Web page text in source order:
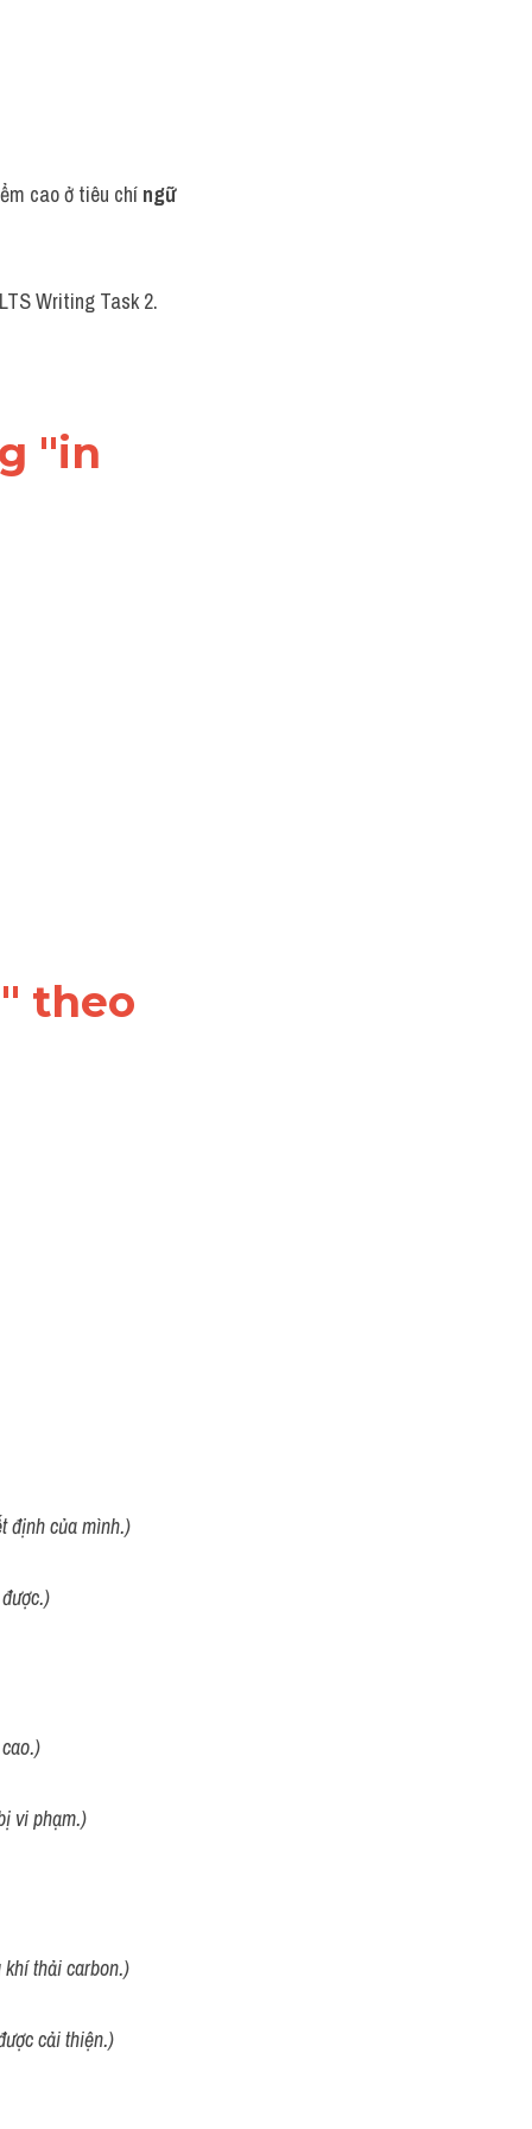
cao ở tiêu chí ngữ
Writing Task 2.
"in
theo
định của mình.)
vi phạm.)
thải carbon.)
cải thiện.)